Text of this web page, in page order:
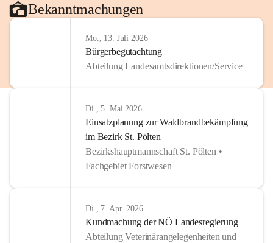
Bekanntmachungen
Mo., 13. Juli 2026
Bürgerbegutachtung
Abteilung Landesamtsdirektionen/Service
Di., 5. Mai 2026
Einsatzplanung zur Waldbrandbekämpfung
im Bezirk St. Pölten
Bezirkshauptmannschaft St. Pölten •
Fachgebiet Forstwesen
Di., 7. Apr. 2026
Kundmachung der NÖ Landesregierung
Abteilung Veterinärangelegenheiten und